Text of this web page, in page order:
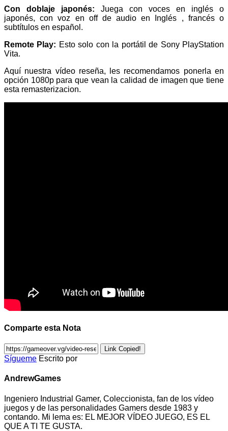
Con doblaje japonés: Juega con voces en inglés o
japonés, con voz en off de audio en Inglés , francés o
subtítulos en español.
Remote Play: Esto solo con la portátil de Sony PlayStation
Vita.
Aquí nuestra vídeo reseña, les recomendamos ponerla en
opción 1080p para que vean la calidad de imagen que tiene
esta remasterizacion.
Comparte esta Nota
Link Copied!
Sígueme Escrito por
AndrewGames
Ingeniero Industrial Gamer, Coleccionista, fan de los vídeo
juegos y de las personalidades Gamers desde 1983 y
contando. Mi lema es: EL MEJOR VÍDEO JUEGO, ES EL
QUE A TI TE GUSTA.